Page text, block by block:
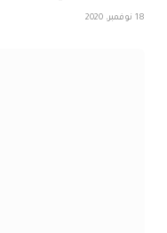
18 نوفمبر، 2020